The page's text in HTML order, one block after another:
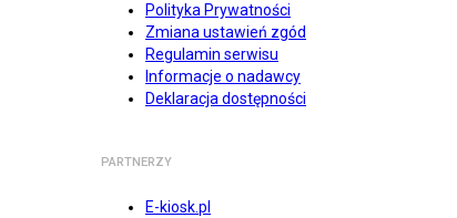
Polityka Prywatności
Zmiana ustawień zgód
Regulamin serwisu
Informacje o nadawcy
Deklaracja dostępności
PARTNERZY
E-kiosk.pl